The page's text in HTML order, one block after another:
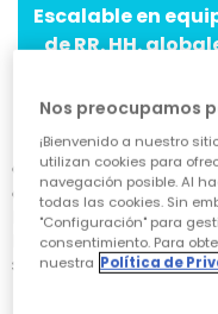
Escalable en
de RR. HH.
Con una fiabilidad de
arquitectura flexible y
IA, Meeting Insights
RR. HH. modernizar
sistemas existentes.
Nos preocupamos
¡Bienvenido a nuestro
utilizan cookies para
navegación posible. Al
todas las cookies. Sin
"Configuración" para
consentimiento. Para
nuestra Política de